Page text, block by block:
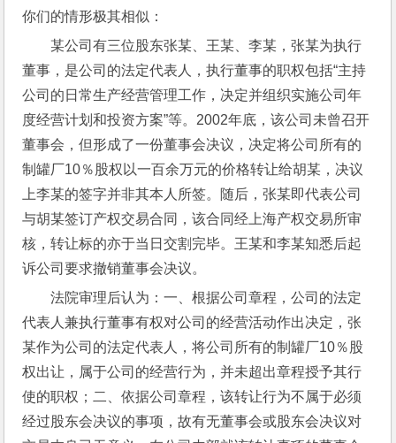
你们的情形极其相似：
某公司有三位股东张某、王某、李某，张某为执行
董事，是公司的法定代表人，执行董事的职权包括“主持
公司的日常生产经营管理工作，决定并组织实施公司年
度经营计划和投资方案”等。2002年底，该公司未曾召开
董事会，但形成了一份董事会决议，决定将公司所有的
制罐厂10％股权以一百余万元的价格转让给胡某，决议
上李某的签字并非其本人所签。随后，张某即代表公司
与胡某签订产权交易合同，该合同经上海产权交易所审
核，转让标的亦于当日交割完毕。王某和李某知悉后起
诉公司要求撤销董事会决议。
法院审理后认为：一、根据公司章程，公司的法定
代表人兼执行董事有权对公司的经营活动作出决定，张
某作为公司的法定代表人，将公司所有的制罐厂10％股
权出让，属于公司的经营行为，并未超出章程授予其行
使的职权；二、依据公司章程，该转让行为不属于必须
经过股东会决议的事项，故有无董事会或股东会决议对